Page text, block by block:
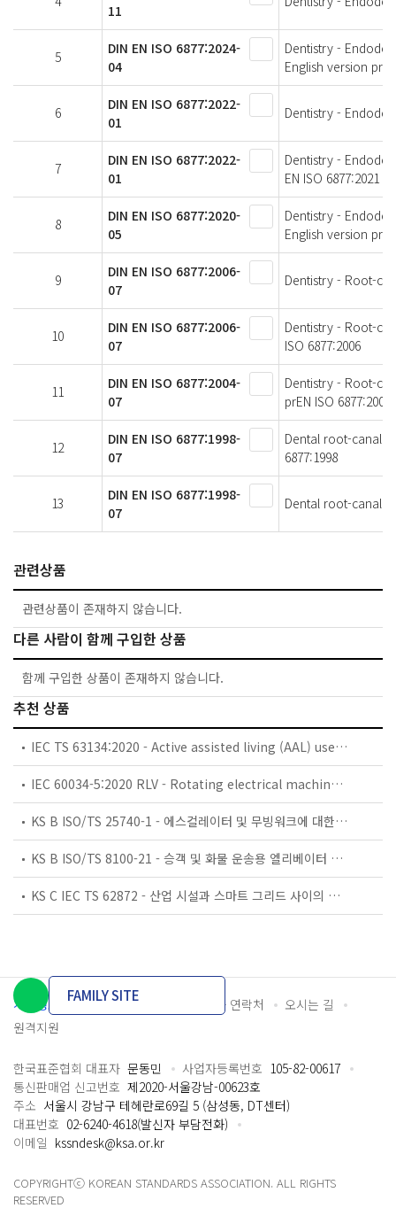
11
5
DIN EN ISO 6877:2024-
04
Dentistry -
English version
6
DIN EN ISO 6877:2022-
01
Dentistry -
7
DIN EN ISO 6877:2022-
01
Dentistry -
EN ISO 6877:2021
8
DIN EN ISO 6877:2020-
05
Dentistry -
English version
9
DIN EN ISO 6877:2006-
07
Dentistry - Root-
10
DIN EN ISO 6877:2006-
07
Dentistry - Root-
ISO 6877:2006
11
DIN EN ISO 6877:2004-
07
Dentistry - Root-
prEN ISO 6877:2004
12
DIN EN ISO 6877:1998-
07
Dental root-canal
6877:1998
13
DIN EN ISO 6877:1998-
07
Dental root-canal
관련상품
관련상품이 존재하지 않습니다.
다른 사람이 함께 구입한 상품
함께 구입한 상품이 존재하지 않습니다.
추천 상품
IEC TS 63134:2020 - Active assisted living (AAL) use cases
IEC 60034-5:2020 RLV - Rotating electrical machines - Part 5: Degrees of protection provided by the integral design of rotating electrical machines (IP code) - Classification
KS B ISO/TS 25740-1 - 에스컬레이터 및 무빙워크에 대한 안전요건 — 제1부: 세계공통 필수 안전요건(GESRs)
KS B ISO/TS 8100-21 - 승객 및 화물 운송용 엘리베이터 —제21부: 세계공통 필수안전요건(GESRs)을 충족하는 세계공통 안전 파라미터(GSPs)
KS C IEC TS 62872 - 산업 시설과 스마트 그리드 사이의 산업 공정 측정, 제어 및 자동화 시스템 인터페이스
개인정보처리방침 이용약관 담당자 연락처
오시는 길
원격지원
FAMILY SITE
한국표준협회 대표자 문동민 사업자등록번호 105-82-00617
통신판매업 신고번호 제2020-서울강남-00623호
주소 서울시 강남구 테헤란로69길 5 (삼성동, DT센터)
대표번호 02-6240-4618(발신자 부담전화)
이메일 kssndesk@ksa.or.kr
COPYRIGHTⓒ KOREAN STANDARDS ASSOCIATION. ALL RIGHTS
RESERVED